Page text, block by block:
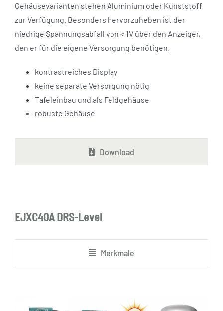
Gehäusevarianten stehen Aluminium oder Kunststoff
zur Verfügung. Besonders hervorzuheben ist der
niedrige Spannungsabfall von < 1V über den Anzeiger,
den er für die eigene Versorgung benötigen.
kontrastreiches Display
keine separate Versorgung nötig
Tafeleinbau und als Feldgehäuse
robuste Gehäuse
Download
EJXC40A DRS-Level
Merkmale